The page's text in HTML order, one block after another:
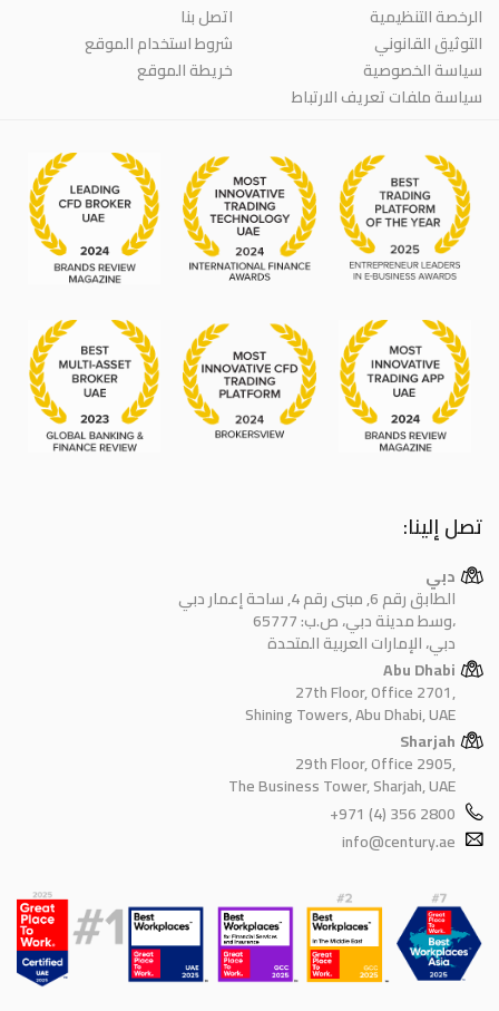
الرخصة التنظيمية
التوثيق القانوني
سياسة الخصوصية
سياسة ملفات تعريف الارتباط
اتصل بنا
شروط استخدام الموقع
خريطة الموقع
تصل إلينا:
دبي
الطابق رقم 6, مبنى رقم 4, ساحة إعمار دبي
وسط مدينة دبي، ص.ب: 65777،
دبي، الإمارات العربية المتحدة
Abu Dhabi
27th Floor, Office 2701,
Shining Towers, Abu Dhabi, UAE
Sharjah
29th Floor, Office 2905,
The Business Tower, Sharjah, UAE
+971 (4) 356 2800
info@century.ae